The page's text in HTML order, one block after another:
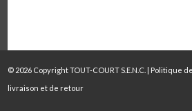
© 2026 Copyright TOUT-COURT S.E.N.C. | Politique
livraison et de retour